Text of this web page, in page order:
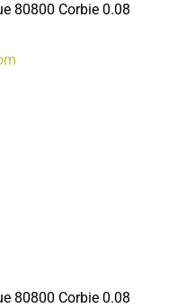
80800 Corbie 0.08
80800 Corbie 0.08